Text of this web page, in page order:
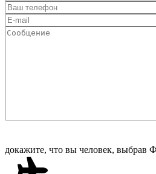
докажите, что вы человек, выбрав